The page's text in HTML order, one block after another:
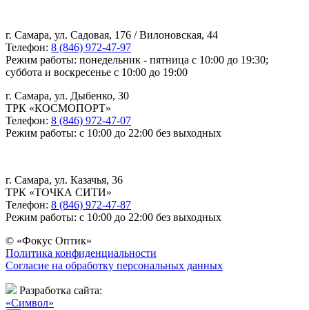
г. Самара, ул. Садовая, 176 / Вилоновская, 44
Телефон: 8 (846) 972-47-97
Режим работы: понедельник - пятница с 10:00 до 19:30;
суббота и воскресенье с 10:00 до 19:00
г. Самара, ул. Дыбенко, 30
ТРК «КОСМОПОРТ»
Телефон: 8 (846) 972-47-07
Режим работы: с 10:00 до 22:00 без выходных
г. Самара, ул. Казачья, 36
ТРК «ТОЧКА СИТИ»
Телефон: 8 (846) 972-47-87
Режим работы: с 10:00 до 22:00 без выходных
© «Фокус Оптик»
Политика конфиденциальности
Согласие на обработку персональных данных
Разработка сайта:
«Символ»